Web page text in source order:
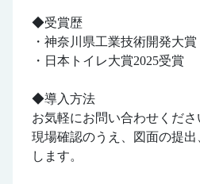
◆受賞歴
・神奈川県工業技術開発大
・日本トイレ大賞2025受賞
◆導入方法
お気軽にお問い合わせくださ
現場確認のうえ、図面の提
します。